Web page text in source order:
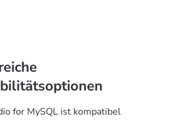
for MySQL ist kompatibel